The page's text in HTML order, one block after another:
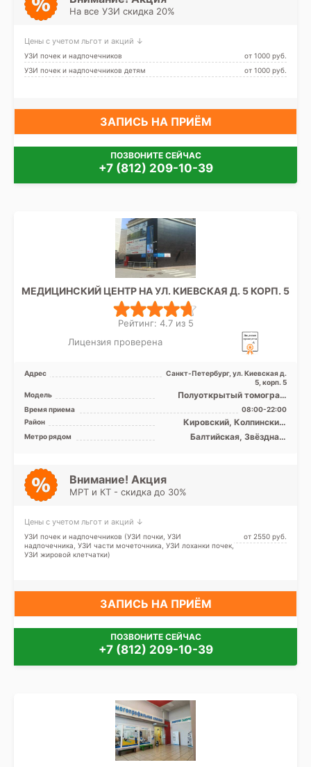
На все УЗИ скидка 20%
Цены с учетом льгот и акций ↓
УЗИ почек и надпочечников
от 1000 pуб.
УЗИ почек и надпочечников детям
от 1000 pуб.
ЗАПИСЬ НА ПРИЁМ
ПОЗВОНИТЕ СЕЙЧАС
+7 (812) 209-10-39
МЕДИЦИНСКИЙ ЦЕНТР НА УЛ. КИЕВСКАЯ Д. 5 КОРП. 5
Рейтинг: 4.7 из 5
Лицензия проверена
Адрес
Санкт-Петербург, ул. Киевская д.
5, корп. 5
Модель
Полуоткрытый томограф
МРТ SIGNA Voyager 1.5 Тесла,
КТ Revolution EVO 1 ...
Время приема
08:00-22:00
Район
Кировский, Колпинский,
Московский, Невский,
Пушкинский, Фрунзенский,
Метро рядом
Балтийская, Звёздная,
институт, Фрунзенская,
Внимание! Акция
МРТ и КТ - скидка до 30%
Цены с учетом льгот и акций ↓
УЗИ почек и надпочечников (УЗИ почки, УЗИ
надпочечника, УЗИ части мочеточника, УЗИ лоханки почек,
УЗИ жировой клетчатки)
от 2550 pуб.
ЗАПИСЬ НА ПРИЁМ
ПОЗВОНИТЕ СЕЙЧАС
+7 (812) 209-10-39